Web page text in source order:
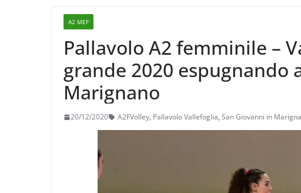
A2 MEF
Pallavolo A2 femminile –
grande 2020 espugnando
Marignano
20/12/2020 A2FVolley, Pallavolo Vallefoglia, San Giovanni in